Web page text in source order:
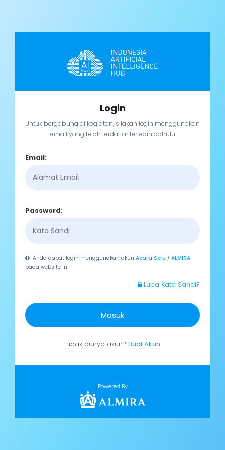
Login
Untuk bergabung di kegiatan, silakan login menggunakan
email yang telah terdaftar terlebih dahulu
Email:
Password:
Anda dapat login menggunakan akunAcara Seru /ALMIRA
pada website ini
Lupa Kata Sandi?
Masuk
Tidak punya akun? Buat Akun
Powered By